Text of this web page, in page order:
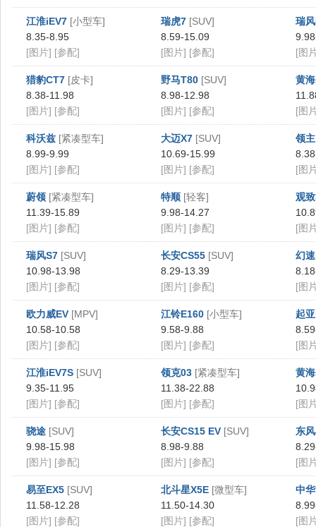
江淮iEV7 [小型车]
8.35-8.95
[图片] [参配]
瑞虎7 [SUV]
8.59-15.09
[图片] [参配]
瑞
[图
猎豹CT7 [皮卡]
8.38-11.98
[图片] [参配]
野马T80 [SUV]
8.98-12.98
[图片] [参配]
黄
[图
科沃兹 [紧凑型车]
8.99-9.99
[图片] [参配]
大迈X7 [SUV]
10.69-15.99
[图片] [参配]
领主
[图
蔚领 [紧凑型车]
11.39-15.89
[图片] [参配]
特顺 [轻客]
9.98-14.27
[图片] [参配]
观
[图
瑞风S7 [SUV]
10.98-13.98
[图片] [参配]
长安CS55 [SUV]
8.29-13.39
[图片] [参配]
幻
[图
欧力威EV [MPV]
10.58-10.58
[图片] [参配]
江铃E160 [小型车]
9.58-9.88
[图片] [参配]
起
[图
江淮iEV7S [SUV]
9.35-11.95
[图片] [参配]
领克03 [紧凑型车]
11.38-22.88
[图片] [参配]
黄
[图
骁途 [SUV]
9.98-15.98
[图片] [参配]
长安CS15 EV [SUV]
8.98-9.88
[图片] [参配]
东
[图
易至EX5 [SUV]
11.58-12.28
[图片] [参配]
北斗星X5E [微型车]
11.50-14.30
[图片] [参配]
中
[图